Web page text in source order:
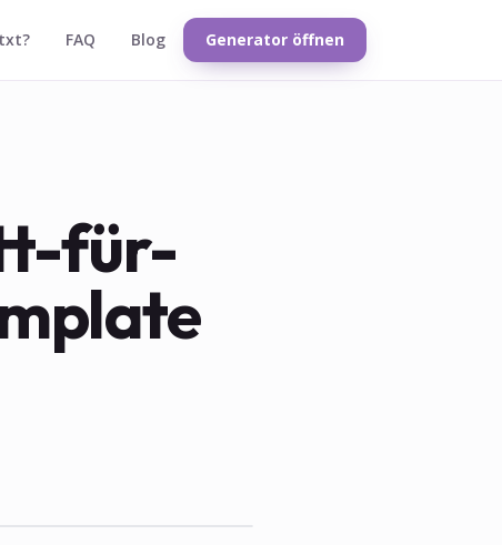
FAQ Blog Generator öffnen
für-